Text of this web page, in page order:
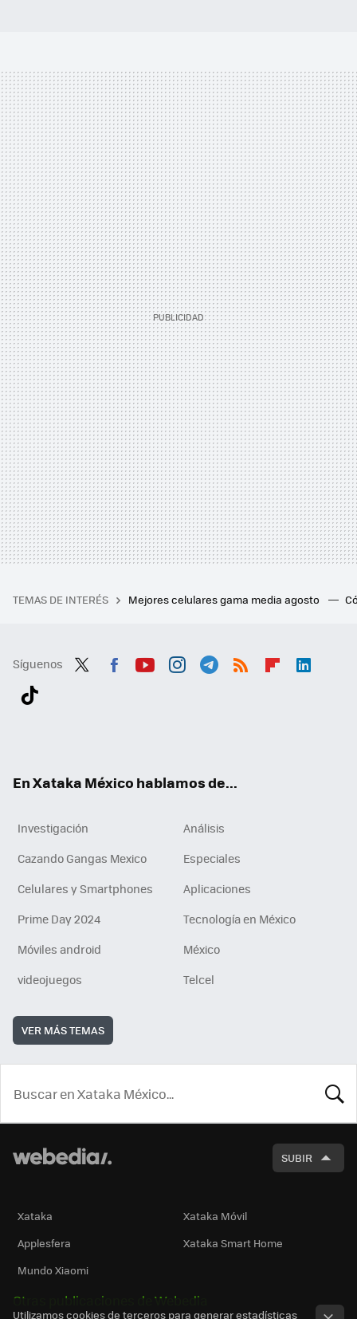
TEMAS DE INTERÉS Mejores celulares gama media agosto
Síguenos
En Xataka México hablamos de...
Investigación
Análisis
Cazando Gangas Mexico
Especiales
Celulares y Smartphones
Aplicaciones
Prime Day 2024
Tecnología en México
Móviles android
México
videojuegos
Telcel
VER MÁS TEMAS
SUBIR
Xataka
Xataka Móvil
Applesfera
Xataka Smart Home
Mundo Xiaomi
Otras publicaciones de Webedia
Utilizamos cookies de terceros para generar estadísticas